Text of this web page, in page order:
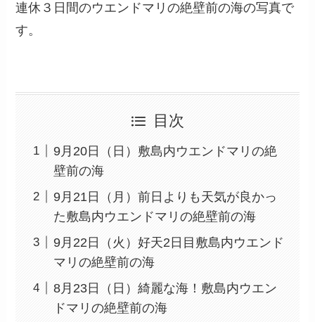
連休３日間のウエンドマリの絶壁前の海の写真で
す。
目次
9月20日（日）敷島内ウエンドマリの絶
壁前の海
9月21日（月）前日よりも天気が良かっ
た敷島内ウエンドマリの絶壁前の海
9月22日（火）好天2日目敷島内ウエンド
マリの絶壁前の海
8月23日（日）綺麗な海！敷島内ウエン
ドマリの絶壁前の海